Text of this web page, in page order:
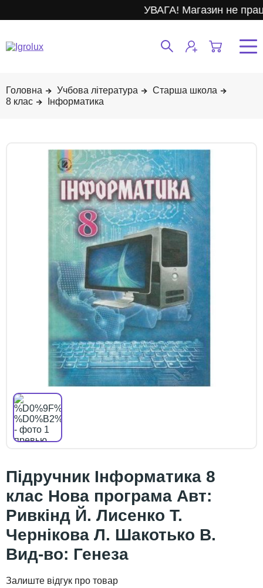
УВАГА! Магазин не
Учбова література
Старша школа
8 клас
Інформатика
Підручник Інформатика 8
клас Нова програма Авт:
Ривкінд Й. Лисенко Т.
Чернікова Л. Шакотько В.
Вид-во: Генеза